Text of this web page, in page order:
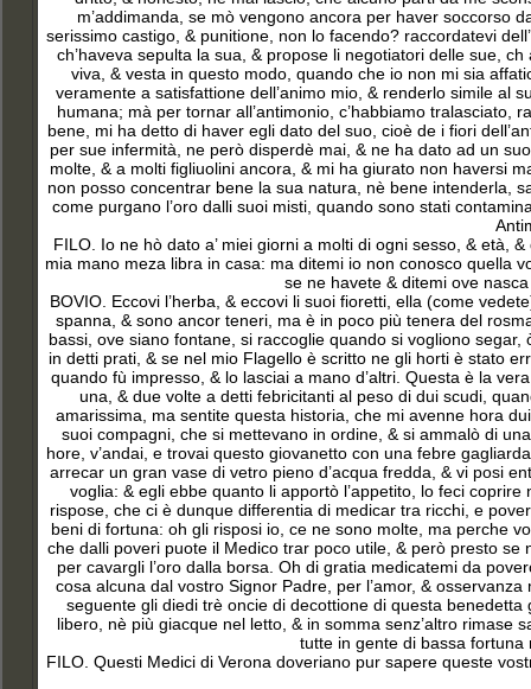
m’addimanda, se mò vengono ancora per haver soccorso
serissimo castigo, & punitione, non lo facendo? raccordatevi
ch’haveva sepulta la sua, & propose li negotiatori delle sue,
viva, & vesta in questo modo, quando che io non mi sia
veramente a satisfattione dell’animo mio, & renderlo simile al
humana; mà per tornar all’antimonio, c’habbiamo tralasciato,
bene, mi ha detto di haver egli dato del suo, cioè de i fiori
per sue infermità, ne però disperdè mai, & ne ha dato ad un
molte, & a molti figliuolini ancora, & mi ha giurato non haversi
non posso concentrar bene la sua natura, nè bene intenderla,
come purgano l’oro dalli suoi misti, quando sono stati
FILO. Io ne hò dato a’ miei giorni a molti di ogni sesso, & età,
mia mano meza libra in casa: ma ditemi io non conosco quella
se ne havete & ditemi ove
BOVIO. Eccovi l’herba, & eccovi li suoi fioretti, ella (come
spanna, & sono ancor teneri, ma è in poco più tenera del
bassi, ove siano fontane, si raccoglie quando si vogliono
in detti prati, & se nel mio Flagello è scritto ne gli horti è stato
quando fù impresso, & lo lasciai a mano d’altri. Questa è la
una, & due volte a detti febricitanti al peso di dui scudi,
amarissima, ma sentite questa historia, che mi avenne hora
suoi compagni, che si mettevano in ordine, & si ammalò di
hore, v’andai, e trovai questo giovanetto con una febre
arrecar un gran vase di vetro pieno d’acqua fredda, & vi posi
voglia: & egli ebbe quanto li apportò l’appetito, lo feci
rispose, che ci è dunque differentia di medicar tra ricchi, e
beni di fortuna: oh gli risposi io, ce ne sono molte, ma perche
che dalli poveri puote il Medico trar poco utile, & però presto
per cavargli l’oro dalla borsa. Oh di gratia medicatemi da
cosa alcuna dal vostro Signor Padre, per l’amor, &
seguente gli diedi trè oncie di decottione di questa
libero, nè più giacque nel letto, & in somma senz’altro
tutte in gente di bassa
FILO. Questi Medici di Verona doveriano pur sapere queste